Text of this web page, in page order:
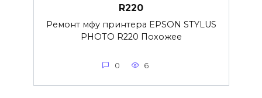
R220
Ремонт мфу принтера EPSON STYLUS
PHOTO R220 Похожее
0 6